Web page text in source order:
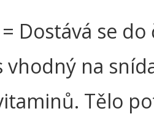
Dostává se
vhodný na
Tělo